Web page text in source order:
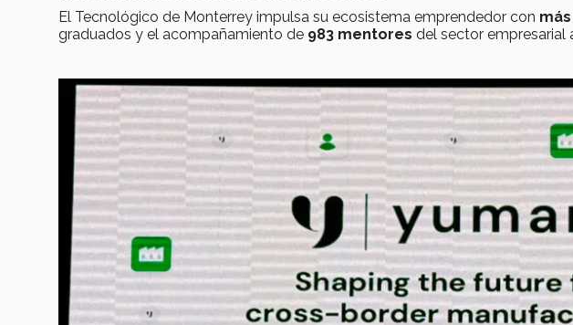
El Tecnológico de Monterrey impulsa su ecosistema emprendedor con
graduados y el acompañamiento de 983 mentores del sector empresarial